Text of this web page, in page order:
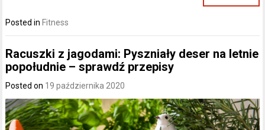
Posted inFitness
Racuszki z jagodami: Pyszniały deser na letnie
popołudnie – sprawdź przepisy
Posted on 19 października 2020